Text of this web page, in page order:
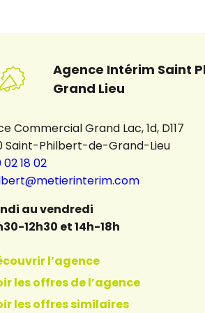
Agence Intérim Saint
Grand Lieu
Commercial Grand Lac, 1d, D117
Saint-Philbert-de-Grand-Lieu
18 02
au vendredi
12h30 et 14h-18h
l’agence
les offres de l’agence
les offres similaires